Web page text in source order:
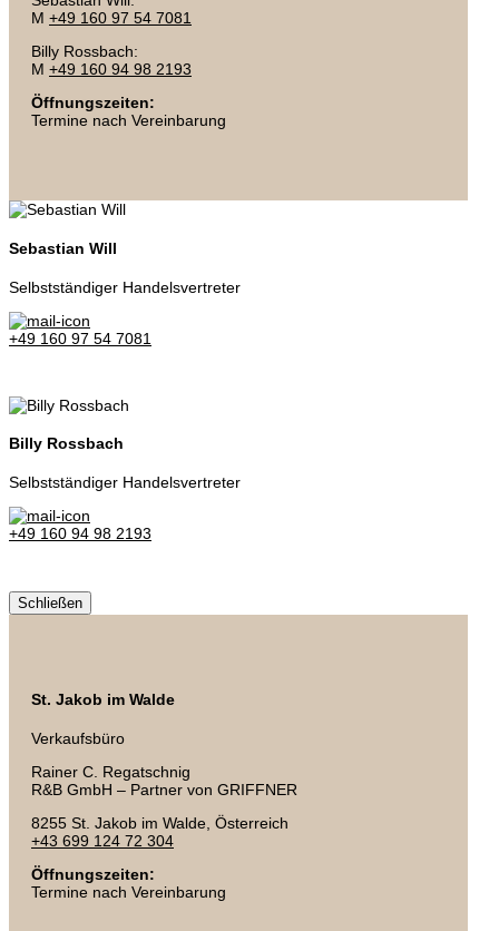
M +49 160 97 54 7081
Billy Rossbach:
M +49 160 94 98 2193
Öffnungszeiten:
Termine nach Vereinbarung
Sebastian Will
Selbstständiger Handelsvertreter
+49 160 97 54 7081
Billy Rossbach
Selbstständiger Handelsvertreter
+49 160 94 98 2193
Schließen
St. Jakob im Walde
Verkaufsbüro
Rainer C. Regatschnig
R&B GmbH – Partner von GRIFFNER
8255 St. Jakob im Walde, Österreich
+43 699 124 72 304
Öffnungszeiten:
Termine nach Vereinbarung